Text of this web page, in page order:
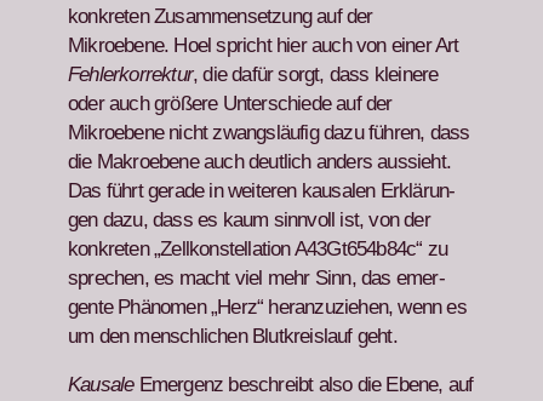
konkreten Zusam­menset­zung auf der
Mikroebene. Hoel spricht hier auch von ein­er Art
Fehlerko­r­rek­tur, die dafür sorgt, dass kleinere
oder auch größere Unter­schiede auf der
Mikroebene nicht zwangsläu­fig dazu führen, dass
die Makroebene auch deut­lich anders aussieht.
Das führt ger­ade in weit­eren kausalen Erk­lärun­
gen dazu, dass es kaum sin­nvoll ist, von der
konkreten „Zel­lkon­stel­la­tion A43Gt654b84c“ zu
sprechen, es macht viel mehr Sinn, das emer­
gente Phänomen „Herz“ her­anzuziehen, wenn es
um den men­schlichen Blutkreis­lauf geht.
KausaleEmer­genz beschreibt also die Ebene, auf